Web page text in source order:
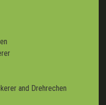
and Drehrechen